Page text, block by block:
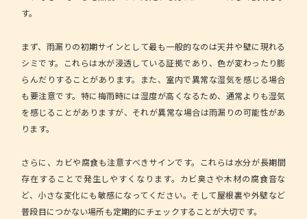
す。
まず、雨漏りの初期サインとして最も一般的なのは天井や壁に現れる
シミです。これらは水が浸透している証拠であり、色が変わったり膨
らんだりすることがあります。また、室内で異常な湿気を感じる場合
も要注意です。特に梅雨時には湿度が高くなるため、通常よりも湿気
を感じることがありますが、それが異常な場合は雨漏りの可能性があ
ります。
さらに、 カビや腐食も注意すべきサインです。これらは水分が長期間
存在することで発生しやすくなります。カビ臭さや木材の腐食音な
ど、小さな変化にも敏感になってください。そして屋根裏や外壁など
普段目につかない場所も定期的にチェックすることが大切です。